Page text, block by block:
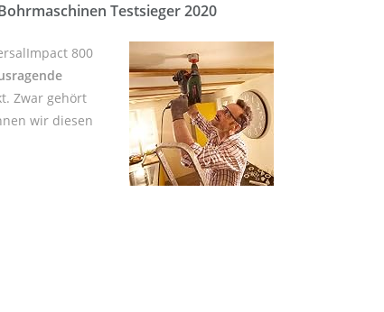
Testsieger 2020
800
Zwar gehört
wir diesen